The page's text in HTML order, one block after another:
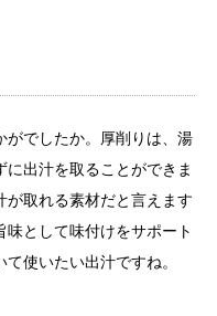
がでしたか。厚削りは、湯
出汁を取ることができま
取れる素材だと言えます
として味付けをサポート
使いたい出汁ですね。